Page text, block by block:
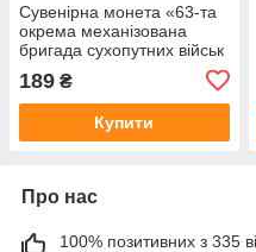
Сувенірна монета «63-та
окрема механізована
бригада сухопутних військ
189 ₴
Купити
Про нас
100% позитивних з 335